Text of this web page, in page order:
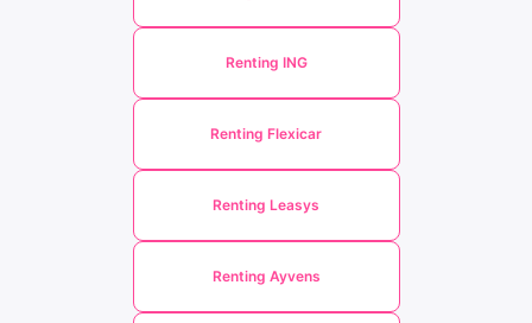
Renting ING
Renting Flexicar
Renting Leasys
Renting Ayvens